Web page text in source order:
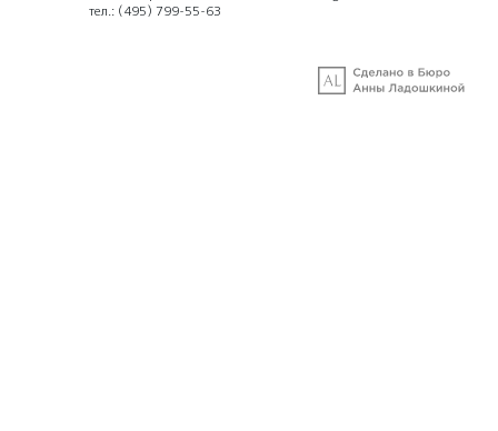
тел.: (495) 799-55-63